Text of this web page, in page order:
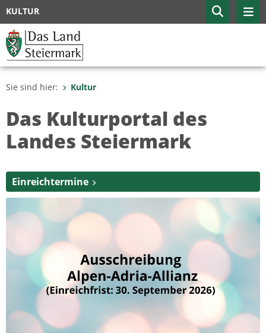
KULTUR
Sie sind hier: Kultur
Das Kulturportal des
Landes Steiermark
Einreichtermine